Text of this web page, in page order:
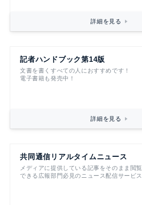
詳細を見る
記者ハンドブック第14版
文書を書くすべての人におすすめです！
電子書籍も発売中！
詳細を見る
共同通信リアルタイムニュース
メディアに提供している記事をそのまま閲覧
できる広報部門必見のニュース配信サービス